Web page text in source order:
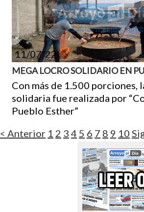
11/07/22
MEGA LOCRO SOLIDARIO EN
Con más de 1.500 porciones,
solidaria fue realizada por
Pueblo Esther”
< Anterior 1 2 3 4 5 6 7 8 9 10